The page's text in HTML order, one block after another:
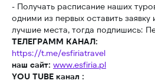
- Получать расписание наших
одними из первых оставить заявку
лучшие места, тогда подпишись:
ТЕЛЕГРАММ КАНАЛ:
https://t.me/esfiriatravel
наш сайт: www.esfiria.pl
YOU TUBE канал :
Политика конфиденциальности
Сайт разработан avacletta
© Esfiria-Gold sp.z.o.o, 2023